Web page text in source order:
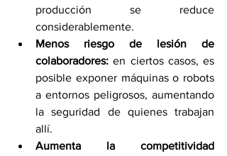
producción se reduce
considerablemente.
Menos riesgo de lesión de
colaboradores: en ciertos casos, es
posible exponer máquinas o robots
a entornos peligrosos, aumentando
la seguridad de quienes trabajan
allí.
Aumenta la competitividad